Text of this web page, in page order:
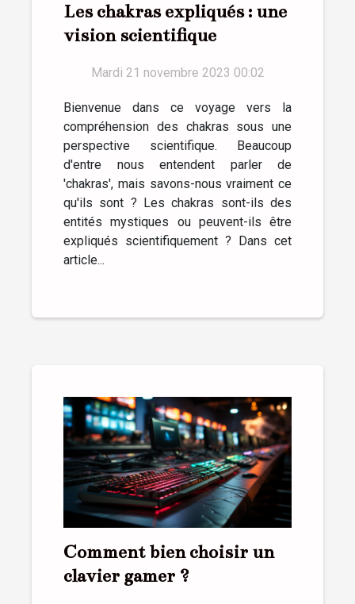
Les chakras expliqués : une
vision scientifique
Mardi 21 novembre 2023 00:02
Bienvenue dans ce voyage vers la
compréhension des chakras sous une
perspective scientifique. Beaucoup
d'entre nous entendent parler de
'chakras', mais savons-nous vraiment ce
qu'ils sont ? Les chakras sont-ils des
entités mystiques ou peuvent-ils être
expliqués scientifiquement ? Dans cet
article...
Comment bien choisir un
clavier gamer ?